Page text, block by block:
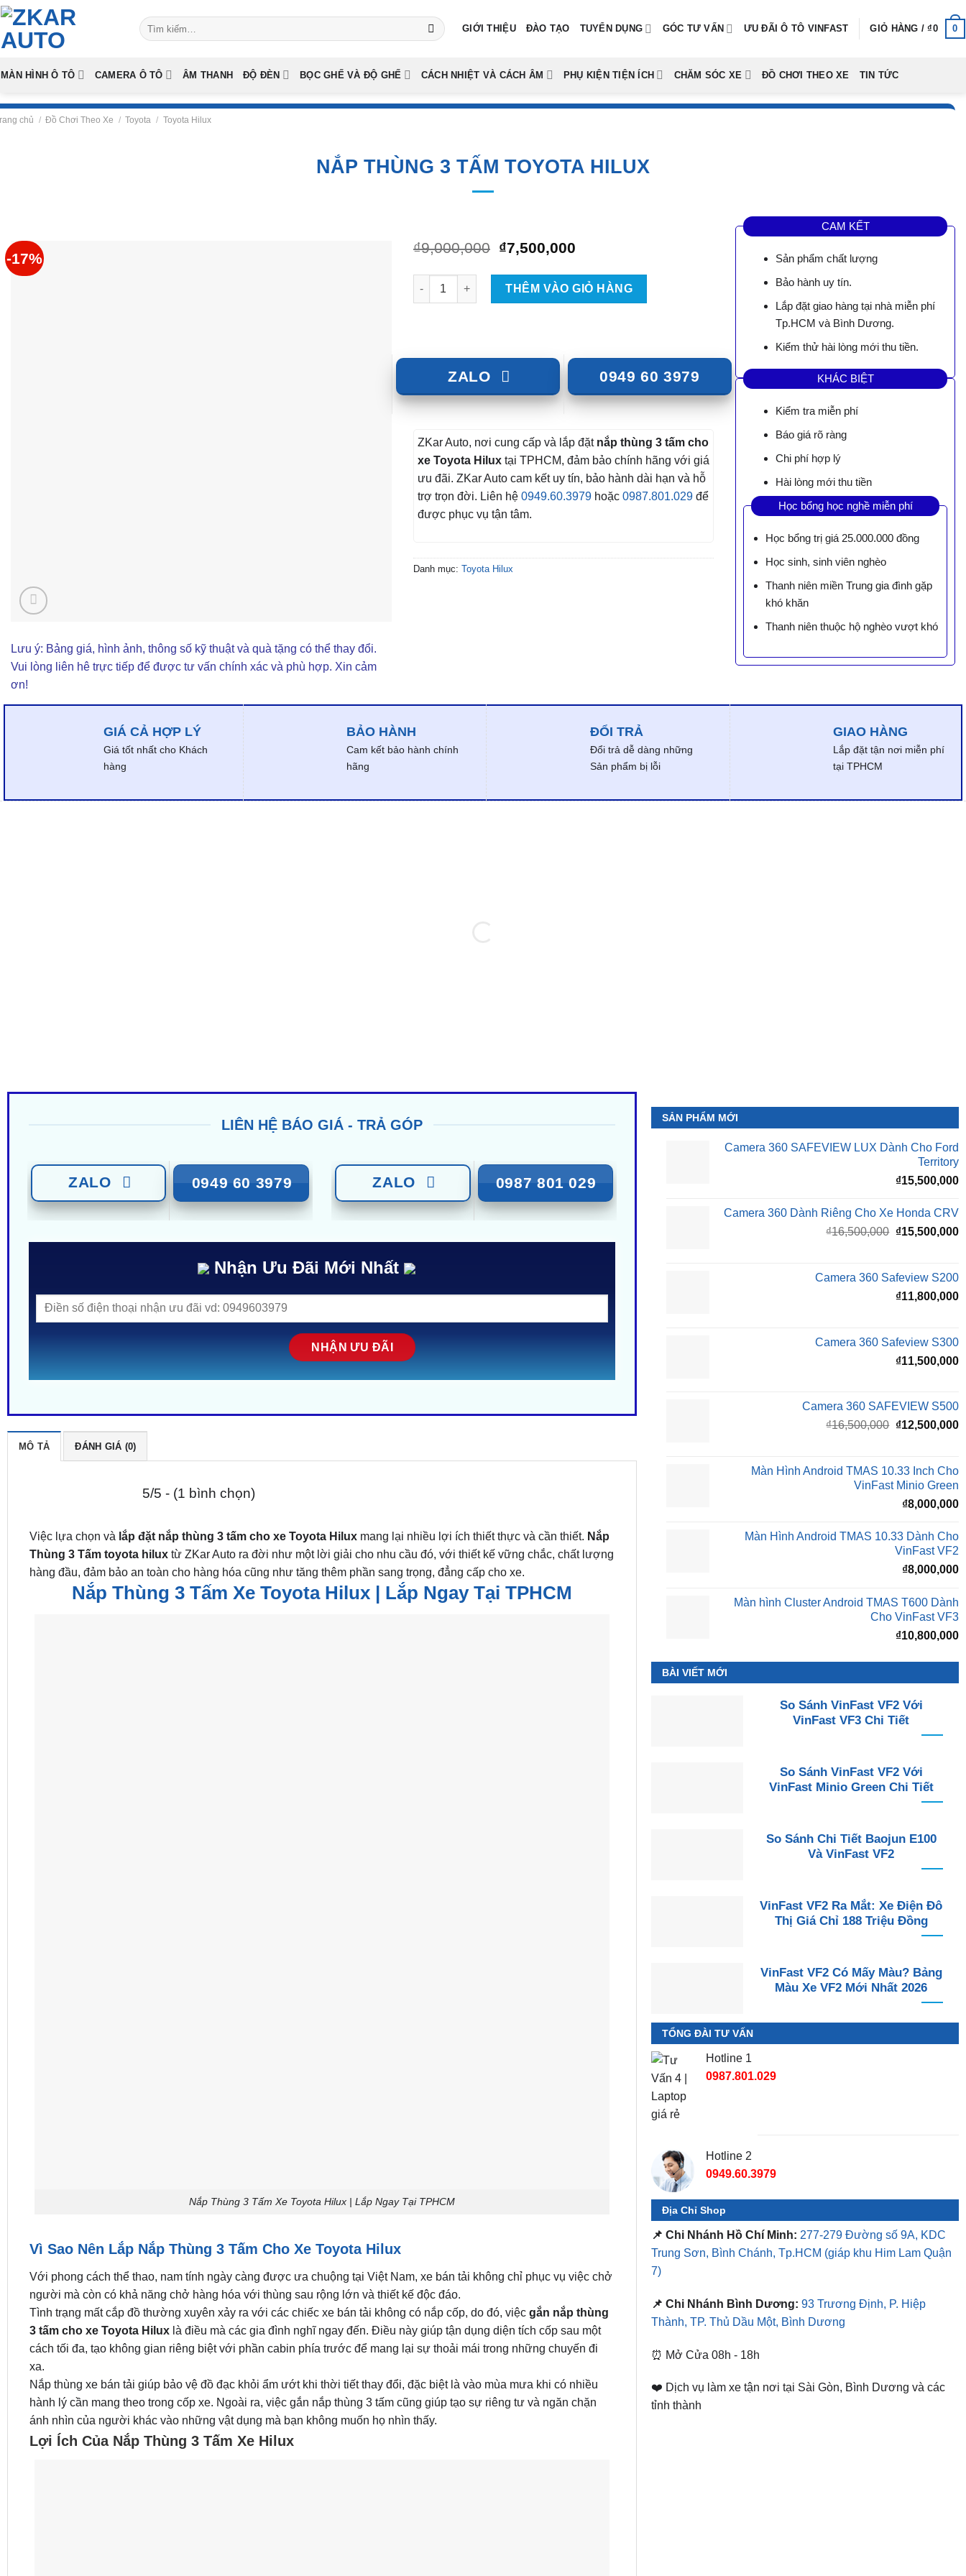
Skip
content
Tìm
kiếm:
GIỚI THIỆU ĐÀO TẠO TUYỂN DỤNG GÓC TƯ VẤN ƯU ĐÃI Ô TÔ VINFAST GIỎ HÀNG /₫0 0
MÀN HÌNH Ô TÔ CAMERA Ô TÔ ÂM THANH ĐỘ ĐÈN BỌC GHẾ VÀ ĐỘ GHẾ CÁCH NHIỆT VÀ CÁCH ÂM PHỤ KIỆN TIỆN ÍCH CHĂM SÓC XE ĐỒ CHƠI THEO XE TIN TỨC
chủ / Đồ Chơi Theo Xe / Toyota / Toyota Hilux
NẮP THÙNG 3 TẤM TOYOTA HILUX
-17%
Lưu ý: Bảng giá, hình ảnh, thông số kỹ thuật và quà tặng có thể thay đổi.
Vui lòng liên hê trực tiếp để được tư vấn chính xác và phù hợp. Xin cảm
ơn!
₫9,000,000 Giá
là:
₫9,000,000.
₫7,500,000
tại
là:
₫7,500,000.
Nắp Thùng 3 Tấm Toyota Hilux số lượng
THÊM VÀO GIỎ HÀNG
ZALO 0949 60 3979
ZKar Auto, nơi cung cấp và lắp đặt nắp thùng 3 tấm cho
xe Toyota Hilux tại TPHCM, đảm bảo chính hãng với giá
ưu đãi. ZKar Auto cam kết uy tín, bảo hành dài hạn và hỗ
trợ trọn đời. Liên hệ 0949.60.3979 hoặc 0987.801.029 để
được phục vụ tận tâm.
Danh mục: Toyota Hilux
CAM KẾT
Sản phẩm chất lượng
Bảo hành uy tín.
Lắp đặt giao hàng tại nhà miễn phí
Tp.HCM và Bình Dương.
Kiểm thử hài lòng mới thu tiền.
KHÁC BIỆT
Kiểm tra miễn phí
Báo giá rõ ràng
Chi phí hợp lý
Hài lòng mới thu tiền
Học bổng học nghề miễn phí
Học bổng trị giá 25.000.000 đồng
Học sinh, sinh viên nghèo
Thanh niên miền Trung gia đình gặp
khó khăn
Thanh niên thuộc hộ nghèo vượt khó
GIÁ CẢ HỢP LÝ
Giá tốt nhất cho Khách
hàng
BẢO HÀNH
Cam kết bảo hành chính
hãng
ĐỔI TRẢ
Đổi trả dễ dàng những
Sản phẩm bị lỗi
GIAO HÀNG
Lắp đặt tận nơi miễn phí
tại TPHCM
LIÊN HỆ BÁO GIÁ - TRẢ GÓP
ZALO 0949 60 3979 ZALO 0987 801 029
Nhận Ưu Đãi Mới Nhất
MÔ TẢ ĐÁNH GIÁ (0)
5/5 - (1 bình chọn)
Việc lựa chọn và lắp đặt nắp thùng 3 tấm cho xe Toyota Hilux mang lại nhiều lợi ích thiết thực và cần thiết. Nắp
Thùng 3 Tấm toyota hiluxtừ ZKar Auto ra đời như một lời giải cho nhu cầu đó, với thiết kế vững chắc, chất lượng
hàng đầu, đảm bảo an toàn cho hàng hóa cũng như tăng thêm phần sang trọng, đẳng cấp cho xe.
Nắp Thùng 3 Tấm Xe Toyota Hilux | Lắp Ngay Tại TPHCM
Nắp Thùng 3 Tấm Xe Toyota Hilux | Lắp Ngay Tại TPHCM
Vì Sao Nên Lắp Nắp Thùng 3 Tấm Cho Xe Toyota Hilux
Với phong cách thể thao, nam tính ngày càng được ưa chuộng tại Việt Nam, xe bán tải không chỉ phục vụ việc chở
người mà còn có khả năng chở hàng hóa với thùng sau rộng lớn và thiết kế độc đáo.
Tình trạng mất cắp đồ thường xuyên xảy ra với các chiếc xe bán tải không có nắp cốp, do đó, việcgắn nắp thùng
3 tấm cho xe Toyota Hiluxlà điều mà các gia đình nghĩ ngay đến. Điều này giúp tận dụng diện tích cốp sau một
cách tối đa, tạo không gian riêng biệt với phần cabin phía trước để mang lại sự thoải mái trong những chuyến đi
xa.
Nắp thùng xe bán tải giúp bảo vệ đồ đạc khỏi ẩm ướt khi thời tiết thay đổi, đặc biệt là vào mùa mưa khi có nhiều
hành lý cần mang theo trong cốp xe. Ngoài ra, việc gắn nắp thùng 3 tấm cũng giúp tạo sự riêng tư và ngăn chặn
ánh nhìn của người khác vào những vật dụng mà bạn không muốn họ nhìn thấy.
Lợi Ích Của Nắp Thùng 3 Tấm Xe Hilux
SẢN PHẨM MỚI
Camera 360 SAFEVIEW LUX Dành Cho Ford
Territory
₫15,500,000
Camera 360 Dành Riêng Cho Xe Honda CRV
₫16,500,000 Giá
₫16,500,000.
₫15,500,000
Camera 360 Safeview S200
₫11,800,000
Camera 360 Safeview S300
₫11,500,000
Camera 360 SAFEVIEW S500
₫16,500,000 Giá
₫16,500,000.
₫12,500,000
Màn Hình Android TMAS 10.33 Inch Cho
VinFast Minio Green
₫8,000,000
Màn Hình Android TMAS 10.33 Dành Cho
VinFast VF2
₫8,000,000
Màn hình Cluster Android TMAS T600 Dành
Cho VinFast VF3
₫10,800,000
BÀI VIẾT MỚI
So Sánh VinFast VF2 Với
VinFast VF3 Chi Tiết
So Sánh VinFast VF2 Với
VinFast Minio Green Chi Tiết
So Sánh Chi Tiết Baojun E100
Và VinFast VF2
VinFast VF2 Ra Mắt: Xe Điện Đô
Thị Giá Chỉ 188 Triệu Đồng
VinFast VF2 Có Mấy Màu? Bảng
Màu Xe VF2 Mới Nhất 2026
TỔNG ĐÀI TƯ VẤN
Hotline 1
0987.801.029
Hotline 2
0949.60.3979
Địa Chỉ Shop
📌 Chi Nhánh Hồ Chí Minh: 277-279 Đường số 9A, KDC
Trung Sơn, Bình Chánh, Tp.HCM (giáp khu Him Lam Quận
7)
📌 Chi Nhánh Bình Dương: 93 Trương Định, P. Hiệp
Thành, TP. Thủ Dầu Một, Bình Dương
⏰ Mở Cửa 08h - 18h
❤️ Dịch vụ làm xe tận nơi tại Sài Gòn, Bình Dương và các
tỉnh thành